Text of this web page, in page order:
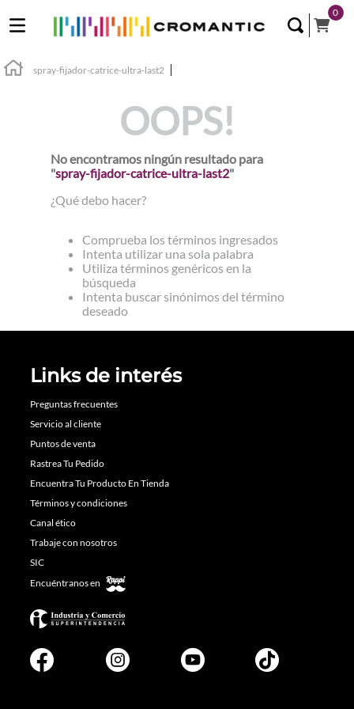
0
spray-fijador-catrice-ultra-last2
OOPS!
No encontramos ningún resultado para
"spray-fijador-catrice-ultra-last2"
¿Qué debo hacer?
Comprueba los términos ingresados
Intenta utilizar una sola palabra
Utiliza términos genéricos en la
búsqueda
Intenta buscar sinónimos del término
deseado
Links de interés
Preguntas frecuentes
Servicio al cliente
Puntos de venta
Rastrea Tu Pedido
Encuentra Tu Producto En Tienda
Términos y condiciones
Canal ético
Trabaje con nosotros
SIC
Encuéntranos en